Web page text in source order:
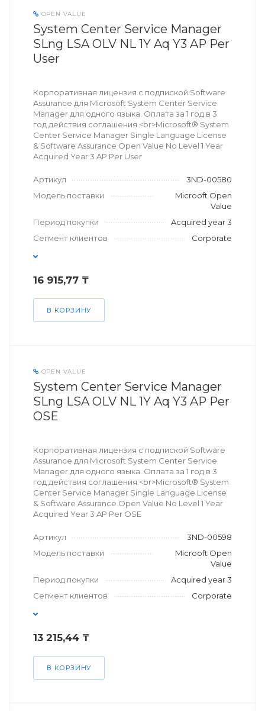
OPEN VALUE
System Center Service Manager
SLng LSA OLV NL 1Y Aq Y3 AP Per
User
Корпоративная лицензия с подпиской Software
Assurance для Microsoft System Center Service
Manager для одного языка. Оплата за 1 год в 3
год действия соглашения.<br>Microsoft® System
Center Service Manager Single Language License
& Software Assurance Open Value No Level 1 Year
Acquired Year 3 AP Per User
Артикул
3ND-00580
Модель поставки
Microoft Open
Value
Период покупки
Acquired year 3
Сегмент клиентов
Corporate
16 915,77 ₸
В КОРЗИНУ
OPEN VALUE
System Center Service Manager
SLng LSA OLV NL 1Y Aq Y3 AP Per
OSE
Корпоративная лицензия с подпиской Software
Assurance для Microsoft System Center Service
Manager для одного языка. Оплата за 1 год в 3
год действия соглашения.<br>Microsoft® System
Center Service Manager Single Language License
& Software Assurance Open Value No Level 1 Year
Acquired Year 3 AP Per OSE
Артикул
3ND-00598
Модель поставки
Microoft Open
Value
Период покупки
Acquired year 3
Сегмент клиентов
Corporate
13 215,44 ₸
В КОРЗИНУ